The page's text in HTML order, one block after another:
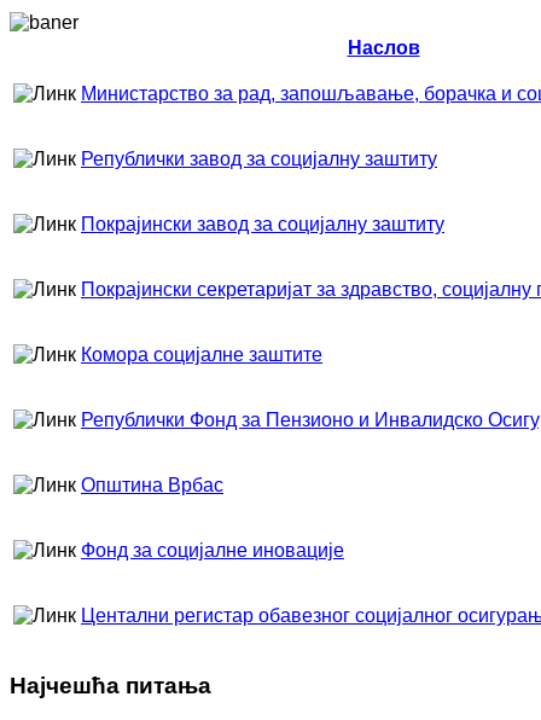
Наслов
Министарство за рад, запошљавање, борачка и
Републички завод за социјалну заштиту
Покрајински завод за социјалну заштиту
Покрајински секретаријат за здравство,
Комора социјалне заштите
Републички Фонд за Пензионо и Инвалидско
Општина Врбас
Фонд за социјалне иновације
Центални регистар обавезног социјалног
Најчешћа питања